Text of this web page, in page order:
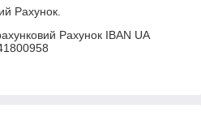
Рахунок.
Рахунок IBAN UA